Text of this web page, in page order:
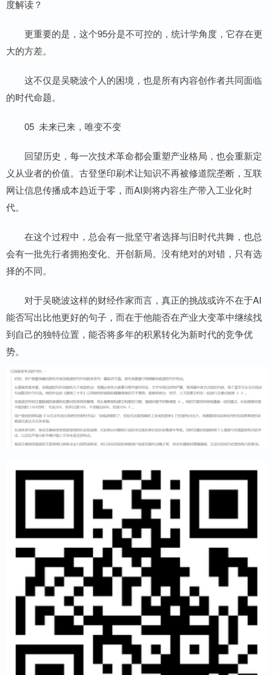
度解读？
更重要的是，这个95分是不可控的，统计学角度，它存在更
大的方差。
这不仅是吴晓波个人的困境，也是所有内容创作者共同面临
的时代命题。
05 未来已来，唯变不变
回望历史，每一次技术革命都会重塑产业格局，也会重新定
义从业者的价值。古登堡印刷术让知识不再被修道院垄断，互联
网让信息传播成本趋近于零，而AI则将内容生产带入工业化时
代。
在这个过程中，总会有一批坚守者选择与旧时代共舞，也总
会有一批先行者拥抱变化、开创新局。没有绝对的对错，只有选
择的不同。
对于吴晓波这样的财经作家而言，真正的挑战或许不在于AI
能否写出比他更好的句子，而在于他能否在产业大变革中继续找
到自己的独特位置，能否将多年的积累转化为新时代的竞争优
势。